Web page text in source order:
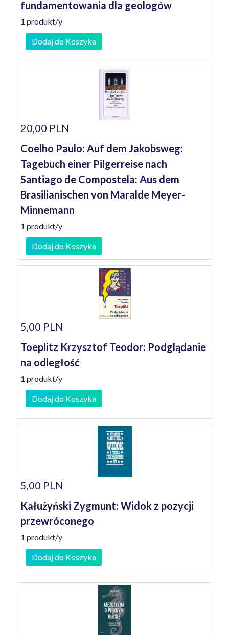
fundamentowania dla geologów
1 produkt/y
Dodaj do Koszyka
20,00 PLN
Coelho Paulo: Auf dem Jakobsweg:
Tagebuch einer Pilgerreise nach
Santiago de Compostela: Aus dem
Brasilianischen von Maralde Meyer-
Minnemann
1 produkt/y
Dodaj do Koszyka
5,00 PLN
Toeplitz Krzysztof Teodor: Podglądanie
na odległość
1 produkt/y
Dodaj do Koszyka
5,00 PLN
Kałużyński Zygmunt: Widok z pozycji
przewróconego
1 produkt/y
Dodaj do Koszyka